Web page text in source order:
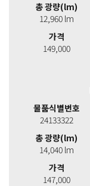
총 광량(lm)
12,960 lm
가격
149,000
물품식별번호
24133322
총 광량(lm)
14,040 lm
가격
147,000